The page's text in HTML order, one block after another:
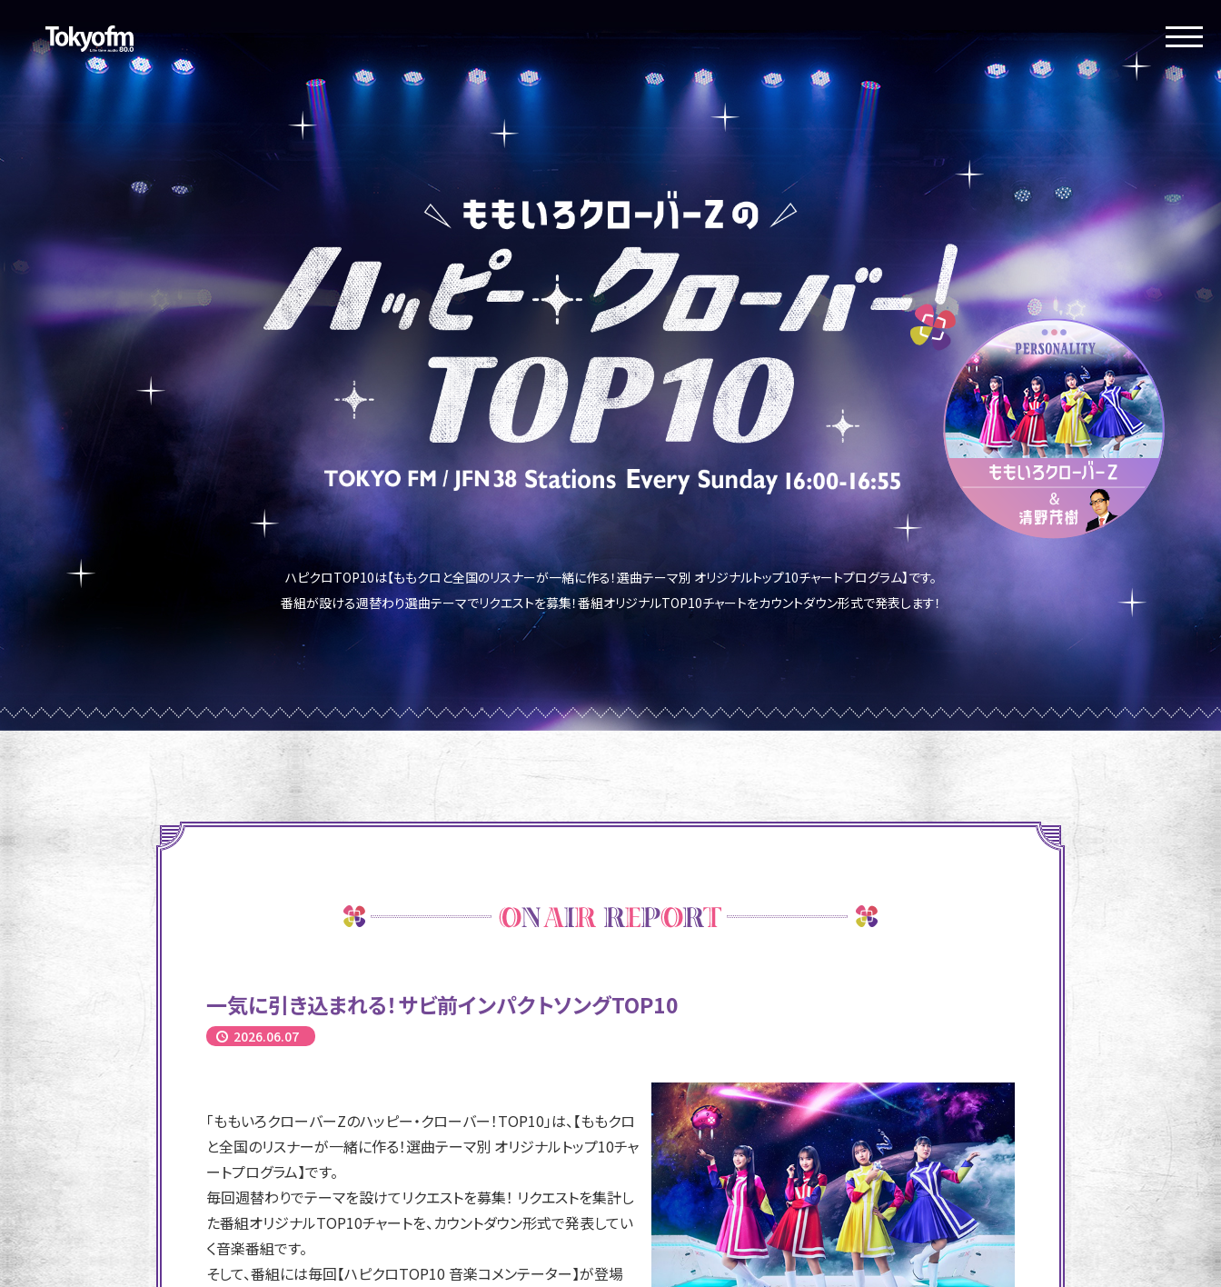
toggle
ハピクロTOP10は【ももクロと全国のリスナーが一緒に作る！選曲テーマ別 オリジナルトップ10チャートプログラム】です。
番組が設ける週替わり選曲テーマでリクエストを募集！番組オリジナルTOP10チャートをカウントダウン形式で発表します！
一気に引き込まれる！サビ前インパクトソングTOP10
2026.06.07
「ももいろクローバーZのハッピー・クローバー！TOP10」は、【ももクロ
と全国のリスナーが一緒に作る！選曲テーマ別 オリジナルトップ10チャ
ートプログラム】です。
毎回週替わりでテーマを設けてリクエストを募集！ リクエストを集計し
た番組オリジナルTOP10チャートを、カウントダウン形式で発表してい
く音楽番組です。
そして、番組には毎回【ハピクロTOP10 音楽コメンテーター】が登場